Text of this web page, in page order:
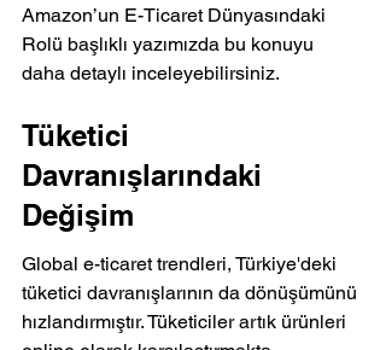
Amazon’un E-Ticaret Dünyasındaki
Rolü başlıklı yazımızda bu konuyu
daha detaylı inceleyebilirsiniz.
Tüketici
Davranışlarındaki
Değişim
Global e-ticaret trendleri, Türkiye'deki
tüketici davranışlarının da dönüşümünü
hızlandırmıştır. Tüketiciler artık ürünleri